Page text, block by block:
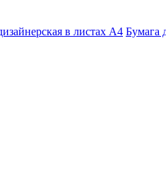
в листах А4 Бумага